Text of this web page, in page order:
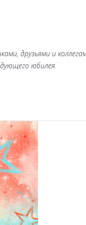
друзьями и
юбилея.